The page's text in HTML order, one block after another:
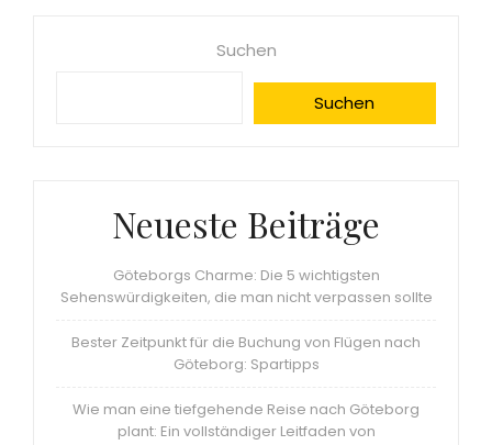
Suchen
Suchen
Neueste Beiträge
Göteborgs Charme: Die 5 wichtigsten
Sehenswürdigkeiten, die man nicht verpassen sollte
Bester Zeitpunkt für die Buchung von Flügen nach
Göteborg: Spartipps
Wie man eine tiefgehende Reise nach Göteborg
plant: Ein vollständiger Leitfaden von